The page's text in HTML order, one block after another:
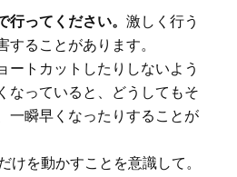
行ってください。 激しく行う
することがあります。
ートカットしたりしないよう
なっていると、どうしてもそ
一瞬早くなったりすることが
けを動かすことを意識して。